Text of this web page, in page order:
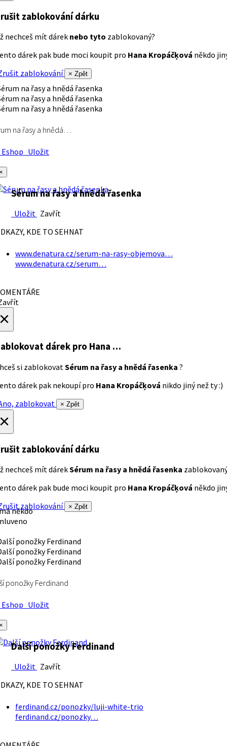
zablokování dárku
nechceš mít dárek nebo tyto zablokovaný?
dárek pak bude moci koupit pro Hana Kropáčķová někdo
zablokování
× Zpět
na řasy a hnědá…
Uložit
Sérum na řasy a hnědá řasenka
Uložit Zavřít
KDE TO SEHNAT
www.denatura.cz/serum-na-rasy-objemova…
www.denatura.cz/serum…
dárek pro Hana …
si zablokovatSérum na řasy a hnědá řasenka ?
dárek pak nekoupí pro Hana Kropáčķová nikdo jiný než ty :)
zablokovat
× Zpět
zablokování dárku
nechceš mít dárekSérum na řasy a hnědá řasenka
dárek pak bude moci koupit pro Hana Kropáčķová někdo
zablokování
× Zpět
někdo
ponožky Ferdinand
Uložit
Další ponožky Ferdinand
Uložit Zavřít
KDE TO SEHNAT
ferdinand.cz/ponozky/luji-white-trio
ferdinand.cz/ponozky…